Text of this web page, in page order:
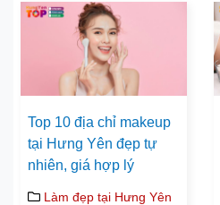
Top 10 địa chỉ makeup
tại Hưng Yên đẹp tự
nhiên, giá hợp lý
Làm đẹp tại Hưng Yên